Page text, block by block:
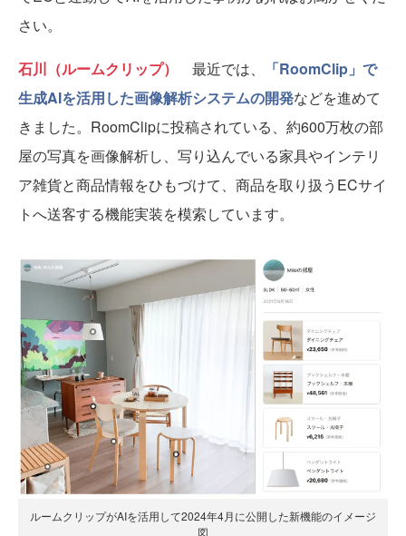
さい。
石川（ルームクリップ） 最近では、
「RoomClip」で
生成AIを活用した画像解析システムの開発などを進めて
きました。RoomClipに投稿されている、約600万枚の部
屋の写真を画像解析し、写り込んでいる家具やインテリ
ア雑貨と商品情報をひもづけて、商品を取り扱うECサイ
トへ送客する機能実装を模索しています。
ルームクリップがAIを活用して2024年4月に公開した新機能のイメージ
図